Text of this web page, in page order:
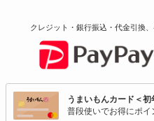
クレジット・銀行振込・代金引換
うまいもんカード＜初
普段使いでお得にポイ